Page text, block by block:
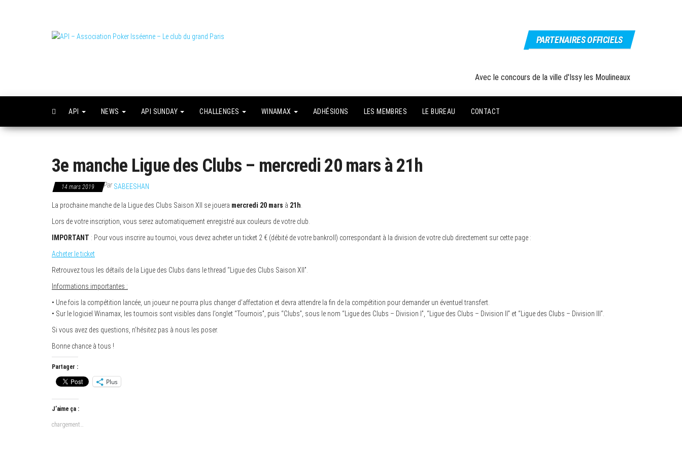
grand Paris
PARTENAIRES OFFICIELS
Avec le concours de la ville d'Issy les Moulineaux
API NEWS API SUNDAY CHALLENGES WINAMAX ADHÉSIONS LES MEMBRES LE BUREAU CONTACT
3e manche Ligue des Clubs – mercredi 20 mars à 21h
14 mars 2019 ParSABEESHAN
La prochaine manche de la Ligue des Clubs Saison XII se jouera mercredi 20 mars à 21h.
Lors de votre inscription, vous serez automatiquement enregistré aux couleurs de votre club.
IMPORTANT : Pour vous inscrire au tournoi, vous devez acheter un ticket 2 € (débité de votre bankroll) correspondant à la division de votre club directement sur cette page :
Acheter le ticket
Retrouvez tous les détails de la Ligue des Clubs dans le thread “Ligue des Clubs Saison XII”.
Informations importantes :
• Une fois la compétition lancée, un joueur ne pourra plus changer d’affectation et devra attendre la fin de la compétition pour demander un éventuel transfert.
• Sur le logiciel Winamax, les tournois sont visibles dans l’onglet “Tournois”, puis “Clubs”, sous le nom “Ligue des Clubs – Division I”, “Ligue des Clubs – Division II” et “Ligue des Clubs – Division III”.
Si vous avez des questions, n’hésitez pas à nous les poser.
Bonne chance à tous !
Partager :
Plus
J’aime ça :
chargement…